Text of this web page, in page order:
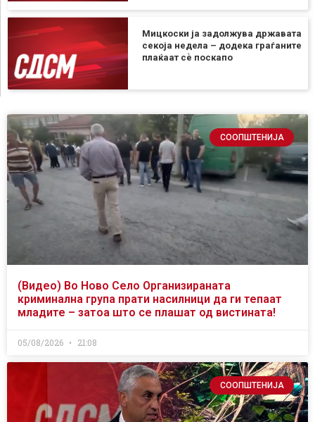
Мицкоски ја задолжува државата
секоја недела – додека граѓаните
плаќаат сѐ поскапо
СООПШТЕНИЈА
(Видео) Во Ново Село Организираната
криминална група прати насилници да ги тепаат
младите – затоа што се плашат од вистината!
05/08/2026 21:08
СООПШТЕНИЈА